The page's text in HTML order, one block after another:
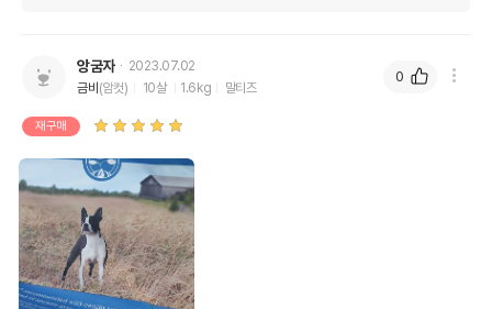
앙굼자
2023.07.02
금비(암컷) 10살 1.6kg 말티즈
재구매
0